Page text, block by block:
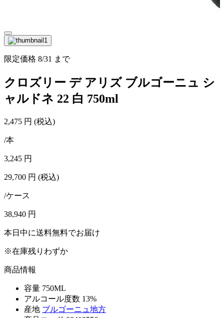
限定価格 8/31 まで
クロズリー デ アリズ ブルゴーニュ シ
ャルドネ 22 白 750ml
2,475 円 (税込)
/本
3,245 円
29,700 円 (税込)
/ケース
38,940 円
本日中に送料無料でお届け
※在庫残りわずか
商品情報
容量 750ML
アルコール度数 13%
産地 ブルゴーニュ地方